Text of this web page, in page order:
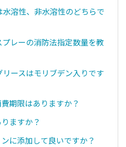
溶性、非水溶性のどちらで
レーの消防法指定数量を教
ースはモリブデン入りです
期限はありますか？
ますか？
に添加して良いですか？